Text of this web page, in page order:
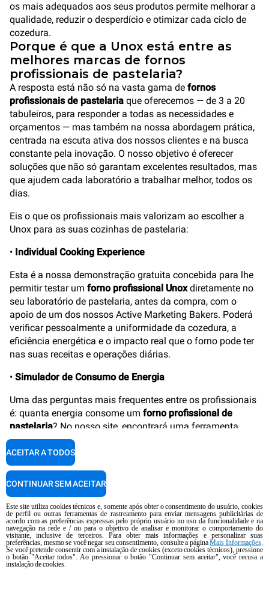
os mais adequados aos seus produtos permite melhorar a
qualidade, reduzir o desperdício e otimizar cada ciclo de
cozedura.
Porque é que a Unox está entre as
melhores marcas de fornos
profissionais de pastelaria?
A resposta está não só na vasta gama de fornos
profissionais de pastelaria que oferecemos — de 3 a 20
tabuleiros, para responder a todas as necessidades e
orçamentos — mas também na nossa abordagem prática,
centrada na escuta ativa dos nossos clientes e na busca
constante pela inovação. O nosso objetivo é oferecer
soluções que não só garantam excelentes resultados, mas
que ajudem cada laboratório a trabalhar melhor, todos os
dias.
Eis o que os profissionais mais valorizam ao escolher a
Unox para as suas cozinhas de pastelaria:
• Individual Cooking Experience
Esta é a nossa demonstração gratuita concebida para lhe
permitir testar um forno profissional Unoxdiretamente no
seu laboratório de pastelaria, antes da compra, com o
apoio de um dos nossos Active Marketing Bakers. Poderá
verificar pessoalmente a uniformidade da cozedura, a
eficiência energética e o impacto real que o forno pode ter
nas suas receitas e operações diárias.
• Simulador de Consumo de Energia
Uma das perguntas mais frequentes entre os profissionais
é: quanta energia consome um forno profissional de
pastelaria? No nosso site, encontrará uma ferramenta
simples e gratuita que permite simular o consumo real
com base nos seus hábitos de utilização e nos custos de
energia. E não só — a ferramenta também sugere
alternativas mais eficientes com base nos seus objetivos
• Um investimento duradouro
Escolher a Unox significa investir em qualidade de
construção, fiabilidade e durabilidade. Os nossosfornos
profissionaissão fabricados com materiais robustos e
Este site utiliza cookies técnicos e, somente após obter o consentimento do usuário, cookies
de perfil ou outras ferramentas de rastreamento para enviar mensagens publicitárias de
acordo com as preferências expressas pelo próprio usuário no uso da funcionalidade e na
navegação na rede e / ou para o objetivo de analisar e monitorar o comportamento do
visitante, inclusive de terceiros. Para obter mais informações e personalizar suas
preferências, mesmo se você negar seu consentimento, consulte a páginaMais Informações.
Se você pretende consentir com a instalação de cookies (exceto cookies técnicos), pressione
o botão "Aceitar todos". Ao pressionar o botão "Continuar sem aceitar", você recusa a
instalação de cookies.
ACEITAR A TODOS
CONTINUAR SEM ACEITAR